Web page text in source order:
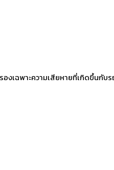
งเฉพาะความเสียหายที่เกิดขึ้นกับ